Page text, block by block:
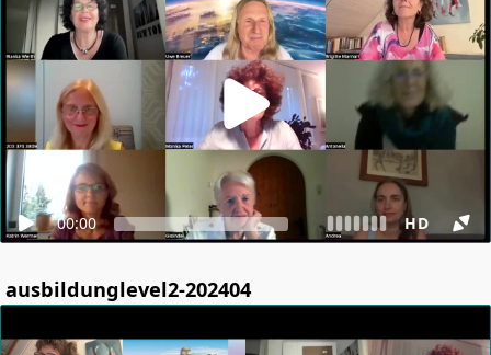
00:00 HD
ausbildunglevel2-202404